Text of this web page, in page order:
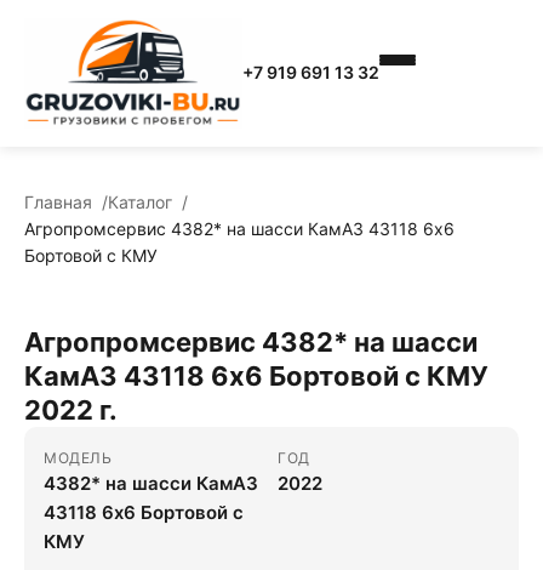
+7 919 691 13 32
Главная
Каталог
Агропромсервис 4382* на шасси КамАЗ 43118 6x6
Бортовой с КМУ
Агропромсервис 4382* на шасси
КамАЗ 43118 6x6 Бортовой с КМУ
2022 г.
МОДЕЛЬ
4382* на шасси КамАЗ
43118 6x6 Бортовой с
КМУ
ГОД
2022